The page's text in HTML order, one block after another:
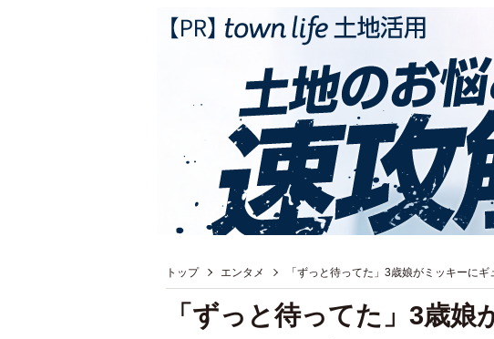
トップ エンタメ 「ずっと待ってた」3歳娘がミッキー
「ずっと待ってた」3歳娘